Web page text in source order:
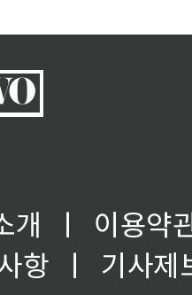
개 ㅣ
이용약
항
ㅣ
기사제